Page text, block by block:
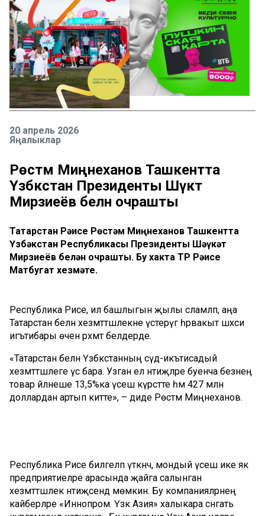
20 апрель 2026
Яңалыклар
Рөстәм Миңнеханов Ташкентта
Үзбәкстан Президенты Шәүкәт
Мирзиеёв белән очрашты
Татарстан Рәисе Рөстәм Миңнеханов Ташкентта
Үзбәкстан Республикасы Президенты Шәүкәт
Мирзиеёв белән очрашты. Бу хакта ТР Рәисе
Матбугат хезмәте.
Республика Рәисе, ил башлыгын җылы сәламләп, аңа
Татарстан белән хезмәттәшлекне үстерүгә һәрвакыт шәхси
игътибары өчен рәхмәт белдерде.
«Татарстан белән Үзбәкстанның сәүдә-икътисадый
хезмәттәшлеге үсә бара. Узган ел нәтиҗәләре буенча безнең
товар әйләнеше 13,5%ка үсеш күрсәтте һәм 427 млн
доллардан артып китте», – диде Рөстәм Миңнеханов.
Республика Рәисе билгеләп үткәнчә, мондый үсеш ике як
предприятиеләре арасында җайга салынган
хезмәттәшлек нәтиҗәсендә мөмкин. Бу компанияләрнең
кайберләре «Иннопром. Үзәк Азия» халыкара сәнәгать